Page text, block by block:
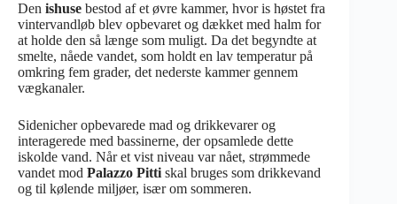
Den ishuse bestod af et øvre kammer, hvor is høstet fra
vintervandløb blev opbevaret og dækket med halm for
at holde den så længe som muligt. Da det begyndte at
smelte, nåede vandet, som holdt en lav temperatur på
omkring fem grader, det nederste kammer gennem
vægkanaler.
Sidenicher opbevarede mad og drikkevarer og
interagerede med bassinerne, der opsamlede dette
iskolde vand. Når et vist niveau var nået, strømmede
vandet mod Palazzo Pitti skal bruges som drikkevand
og til kølende miljøer, især om sommeren.